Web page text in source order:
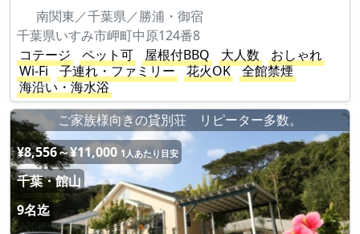
南関東／千葉県／勝浦・御宿
千葉県いすみ市岬町中原124番8
コテージ
ペット可 屋根付BBQ 大人数
おしゃれ
Wi-Fi
子連れ・ファミリー 花火OK
全館禁煙
海沿い・海水浴
ご家族様向きの貸別荘 リピーター多数。
¥8,556～¥11,000 1人あたり目安
千葉・館山
9名迄